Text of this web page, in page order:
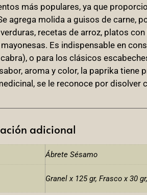
más populares, ya que
agrega molida a guisos de carne,
recetas de arroz, platos
Es indispensable en
o para los clásicos
aroma y color, la paprika tiene
se le reconoce por disolver
adicional
Ábrete Sésamo
Granel x 125 gr, Frasco x 30